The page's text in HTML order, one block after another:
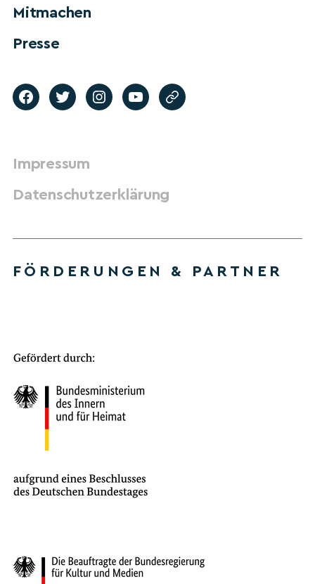
Mitmachen
Presse
Impressum
Datenschutzerklärung
FÖRDERUNGEN & PARTNER